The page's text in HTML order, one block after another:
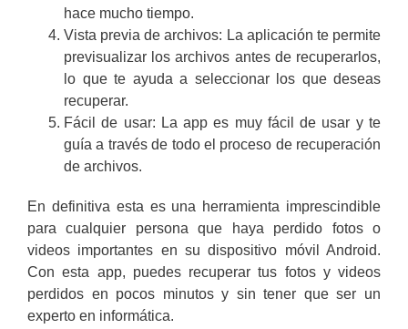
hace mucho tiempo.
Vista previa de archivos: La aplicación te permite
previsualizar los archivos antes de recuperarlos,
lo que te ayuda a seleccionar los que deseas
recuperar.
Fácil de usar: La app es muy fácil de usar y te
guía a través de todo el proceso de recuperación
de archivos.
En definitiva esta es una herramienta imprescindible
para cualquier persona que haya perdido fotos o
videos importantes en su dispositivo móvil Android.
Con esta app, puedes recuperar tus fotos y videos
perdidos en pocos minutos y sin tener que ser un
experto en informática.